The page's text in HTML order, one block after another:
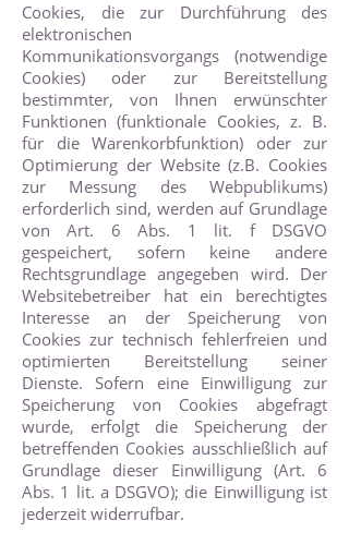
Cookies, die zur Durchführung des
elektronischen
Kommunikationsvorgangs (notwendige
Cookies) oder zur Bereitstellung
bestimmter, von Ihnen erwünschter
Funktionen (funktionale Cookies, z. B.
für die Warenkorbfunktion) oder zur
Optimierung der Website (z.B. Cookies
zur Messung des Webpublikums)
erforderlich sind, werden auf Grundlage
von Art. 6 Abs. 1 lit. f DSGVO
gespeichert, sofern keine andere
Rechtsgrundlage angegeben wird. Der
Websitebetreiber hat ein berechtigtes
Interesse an der Speicherung von
Cookies zur technisch fehlerfreien und
optimierten Bereitstellung seiner
Dienste. Sofern eine Einwilligung zur
Speicherung von Cookies abgefragt
wurde, erfolgt die Speicherung der
betreffenden Cookies ausschließlich auf
Grundlage dieser Einwilligung (Art. 6
Abs. 1 lit. a DSGVO); die Einwilligung ist
jederzeit widerrufbar.